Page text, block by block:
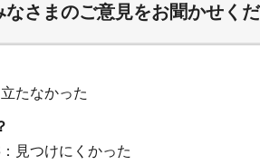
さまのご意見をお聞かせく
たなかった
見つけにくかった